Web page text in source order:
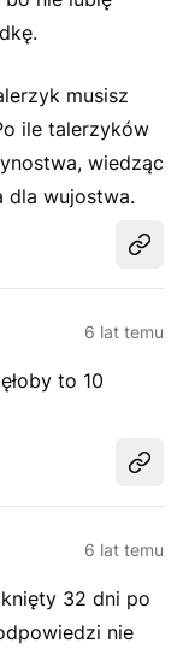
musisz
ile talerzyków
wiedząc
dla wujostwa.
6 lat temu
to 10
6 lat temu
32 dni po
nie